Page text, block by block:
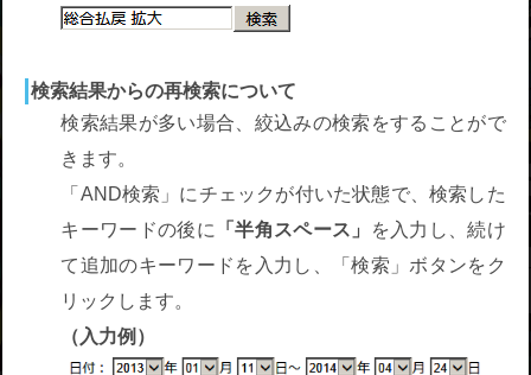
症対
検索結果からの再検索について
検索結果が多い場合、絞込みの検索をすることがで
きます。
「AND検索」にチェックが付いた状態で、検索した
キーワードの後に
「半角スペース」
を入力し、続け
て追加のキーワードを入力し、「検索」ボタンをク
リックします。
（入力例）